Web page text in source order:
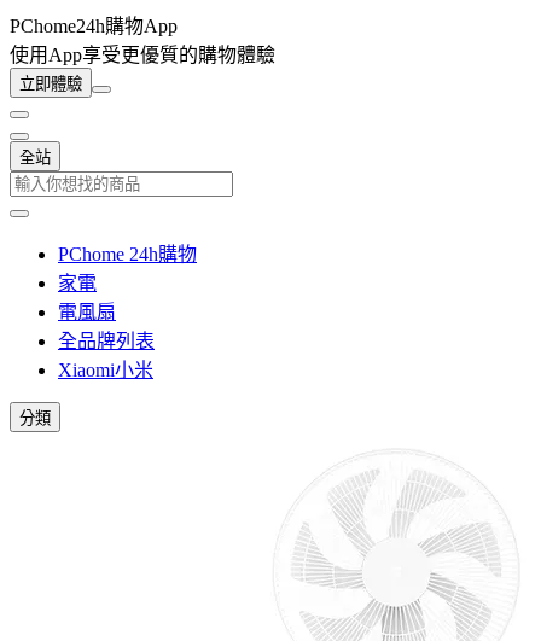
PChome24h購物App
使用App享受更優質的購物體驗
立即體驗
全站
PChome 24h購物
家電
電風扇
全品牌列表
Xiaomi小米
分類